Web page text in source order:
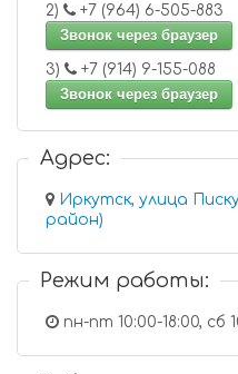
2)
+7 (964) 6-505-883
Звонок через браузер
3)
+7 (914) 9-155-088
Звонок через браузер
Адрес:
Иркутск, улица
район)
Режим работы:
пн-пт 10:00-18:00, сб